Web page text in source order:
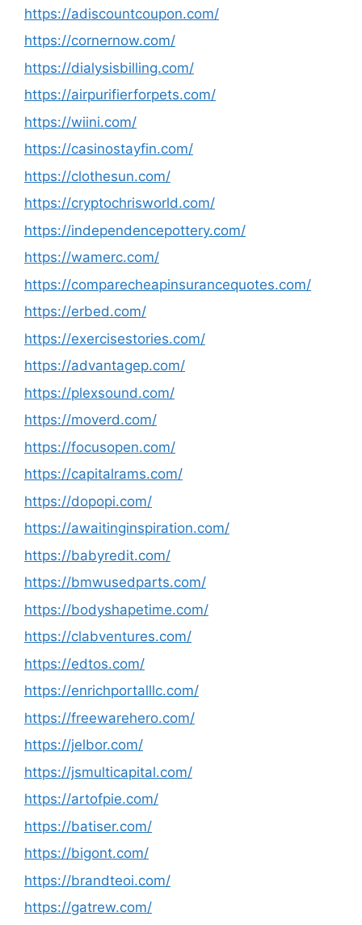
https://adiscountcoupon.com/
https://cornernow.com/
https://dialysisbilling.com/
https://airpurifierforpets.com/
https://wiini.com/
https://casinostayfin.com/
https://clothesun.com/
https://cryptochrisworld.com/
https://independencepottery.com/
https://wamerc.com/
https://comparecheapinsurancequotes.com/
https://erbed.com/
https://exercisestories.com/
https://advantagep.com/
https://plexsound.com/
https://moverd.com/
https://focusopen.com/
https://capitalrams.com/
https://dopopi.com/
https://awaitinginspiration.com/
https://babyredit.com/
https://bmwusedparts.com/
https://bodyshapetime.com/
https://clabventures.com/
https://edtos.com/
https://enrichportalllc.com/
https://freewarehero.com/
https://jelbor.com/
https://jsmulticapital.com/
https://artofpie.com/
https://batiser.com/
https://bigont.com/
https://brandteoi.com/
https://gatrew.com/